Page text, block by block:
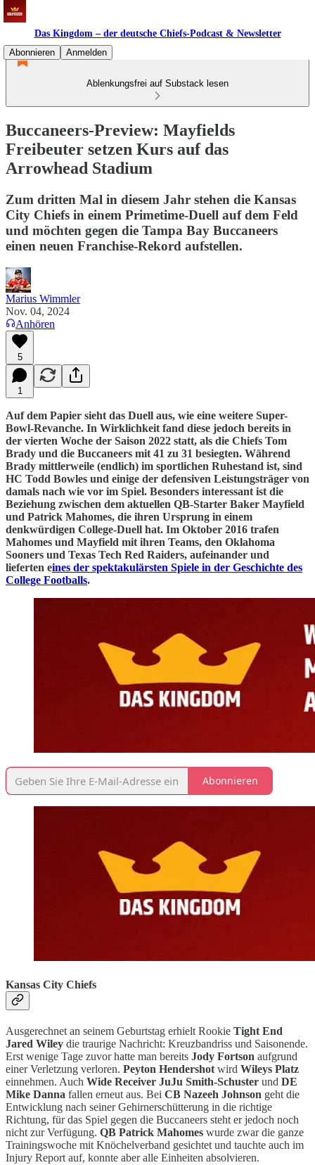
Das Kingdom – der deutsche Chiefs-Podcast & Newsletter
Abonnieren
Anmelden
Ablenkungsfrei auf Substack lesen
Buccaneers-Preview: Mayfields
Freibeuter setzen Kurs auf das
Arrowhead Stadium
Zum dritten Mal in diesem Jahr stehen die Kansas
City Chiefs in einem Primetime-Duell auf dem Feld
und möchten gegen die Tampa Bay Buccaneers
einen neuen Franchise-Rekord aufstellen.
Marius Wimmler
Nov. 04, 2024
Anhören
5
1
Auf dem Papier sieht das Duell aus, wie eine weitere Super-
Bowl-Revanche. In Wirklichkeit fand diese jedoch bereits in
der vierten Woche der Saison 2022 statt, als die Chiefs Tom
Brady und die Buccaneers mit 41 zu 31 besiegten. Während
Brady mittlerweile (endlich) im sportlichen Ruhestand ist, sind
HC Todd Bowles und einige der defensiven Leistungsträger von
damals nach wie vor im Spiel. Besonders interessant ist die
Beziehung zwischen dem aktuellen QB-Starter Baker Mayfield
und Patrick Mahomes, die ihren Ursprung in einem
denkwürdigen College-Duell hat. Im Oktober 2016 trafen
Mahomes und Mayfield mit ihren Teams, den Oklahoma
Sooners und Texas Tech Red Raiders, aufeinander und
lieferten eines der spektakulärsten Spiele in der Geschichte des
College Footballs.
Abonnieren
Kansas City Chiefs
Ausgerechnet an seinem Geburtstag erhielt Rookie Tight End
Jared Wiley die traurige Nachricht: Kreuzbandriss und Saisonende.
Erst wenige Tage zuvor hatte man bereits Jody Fortson aufgrund
einer Verletzung verloren. Peyton Hendershot wird Wileys Platz
einnehmen. Auch Wide Receiver JuJu Smith-Schuster und DE
Mike Danna fallen erneut aus. Bei CB Nazeeh Johnson geht die
Entwicklung nach seiner Gehirnerschütterung in die richtige
Richtung, für das Spiel gegen die Buccaneers steht er jedoch noch
nicht zur Verfügung. QB Patrick Mahomes wurde zwar die ganze
Trainingswoche mit Knöchelverband gesichtet und tauchte auch im
Injury Report auf, konnte aber alle Einheiten absolvieren.